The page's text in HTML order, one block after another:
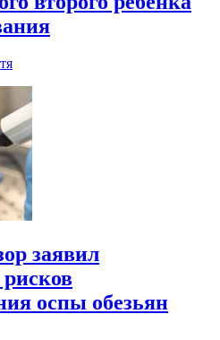
заявил
рисков
оспы обезьян